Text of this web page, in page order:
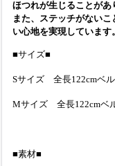
ほつれが生じることがあ
また、ステッチがない
い心地を実現しています。
■サイズ■
Sサイズ 全長122cmベ
Mサイズ 全長122cmベ
■素材■